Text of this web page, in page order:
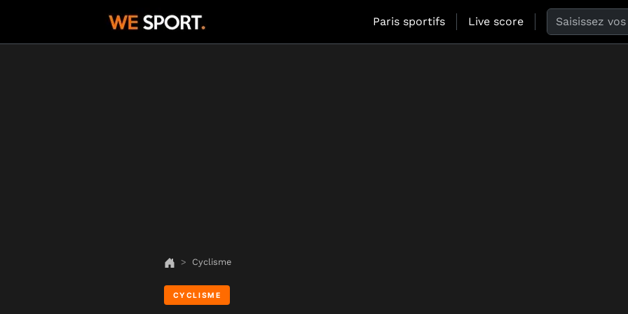
Paris sportifs Live score Search the
Cyclisme
CYCLISME